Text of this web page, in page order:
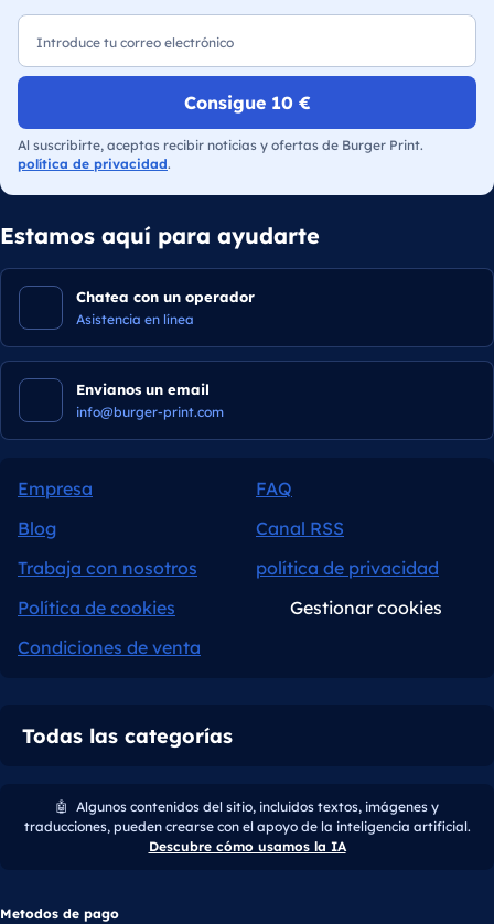
Consigue 10 €
Al suscribirte, aceptas recibir noticias y ofertas de Burger Print.
política de privacidad.
Estamos aquí para ayudarte
Chatea con un operador
Asistencia en línea
Envianos un email
info@burger-print.com
Empresa
FAQ
Blog
Canal RSS
Trabaja con nosotros
política de privacidad
Política de cookies
Gestionar cookies
Condiciones de venta
Todas las categorías
🤖 Algunos contenidos del sitio, incluidos textos, imágenes y
traducciones, pueden crearse con el apoyo de la inteligencia artificial.
Descubre cómo usamos la IA
Metodos de pago